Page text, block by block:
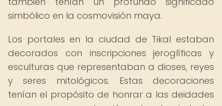
simbólico en la cosmovisión maya.
Los portales en la ciudad de Tikal estaban
decorados con inscripciones jeroglíficas y
esculturas que representaban a dioses, reyes
y seres mitológicos. Estas decoraciones
tenían el propósito de honrar a las deidades